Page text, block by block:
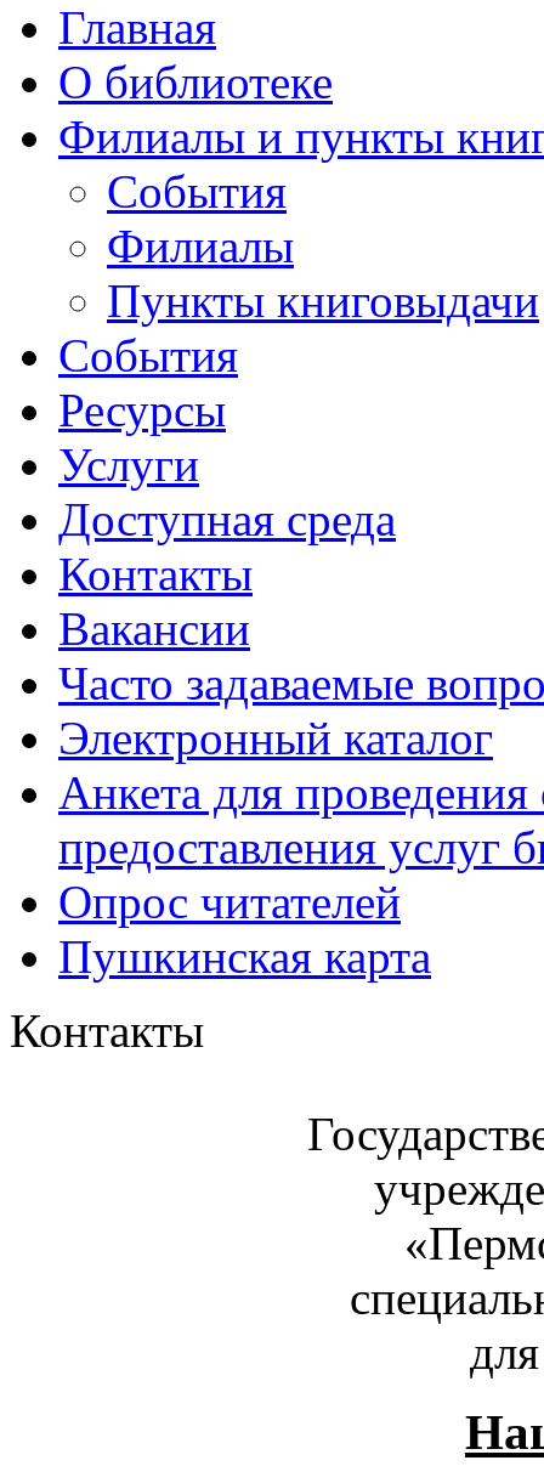
Главная
О библиотеке
Филиалы и пункты
События
Филиалы
Пункты книговыдачи
События
Ресурсы
Услуги
Доступная среда
Контакты
Вакансии
Часто задаваемые
Электронный каталог
Анкета для проведения
предоставления услуг
Опрос читателей
Пушкинская карта
Контакты